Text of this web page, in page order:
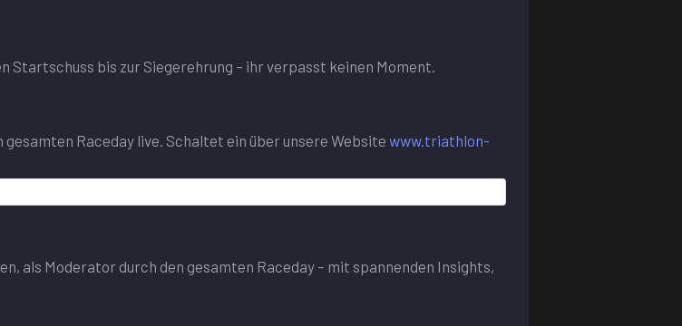
Startschuss bis zur Siegerehrung – ihr verpasst keinen Moment.
Raceday live. Schaltet ein über unsere Website www.triathlon-
als Moderator durch den gesamten Raceday – mit spannenden Insights,